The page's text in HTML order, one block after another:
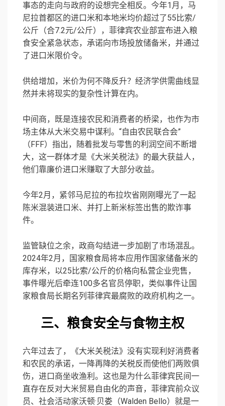
事态的走向与政府的设想完全相反。今年1月，马
尼拉首都区的进口米和本地米均价超过了55比索/
公斤（合7.2元/公斤），菲律宾农业部宣布进入粮
食安全紧急状态，承诺向市场投放储备米，并通过
了进口米限价令。
供给增加，米价为何不降反升？经济学供需曲线显
然并未将现实的复杂性计算在内。
中间商，既是连接农民和消费者的桥梁，也作为市
场主体从大米交易中谋利。“自由农民联合会”
（FFF）指出，随着批发与零售的利润空间不断增
大，这一群体才是《大米关税法》的最大获益人，
他们靠廉价进口米赚取了大部分收益。
今年2月，紧邻马尼拉的布拉坎省刚刚曝光了一起
陈米混装进口米、并打上新米标签出售的欺诈事
件。
监管缺位之余，政商勾结进一步加剧了市场混乱。
2024年2月，国家粮食局将本应用作国家储备米的
库存米，以25比索/公斤的价格向私营企业兜售，
事件曝光后牵连100多名官员停职，类似事件让国
家粮食局长期名列菲律宾最腐败的政府机构之一。
三、 粮食安全与食物主权
六年过去了，《大米关税法》没有实现利好消费者
和农民的承诺，一降再降的关税反而使他们两败俱
伤，进口商坐收渔利。这也是为什么菲律宾民间一
直存在反对大米贸易自由化的声音，菲律宾前众议
员、社会活动家沃顿·贝娄（Walden Bello）就是一